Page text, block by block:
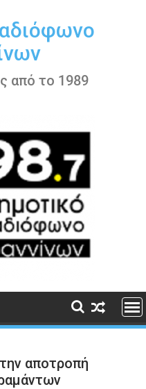
από το 1989
αποτροπή